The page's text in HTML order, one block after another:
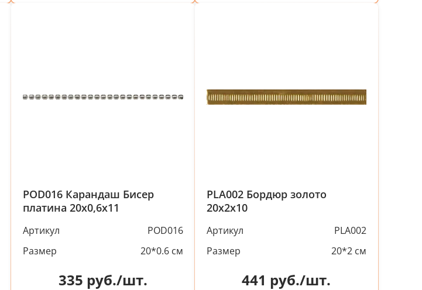
POD016 Карандаш Бисер
платина 20х0,6х11
Артикул
POD016
Размер
20*0.6 см
335 руб./шт.
PLA002 Бордюр золото
20х2х10
Артикул
PLA002
Размер
20*2 см
441 руб./шт.